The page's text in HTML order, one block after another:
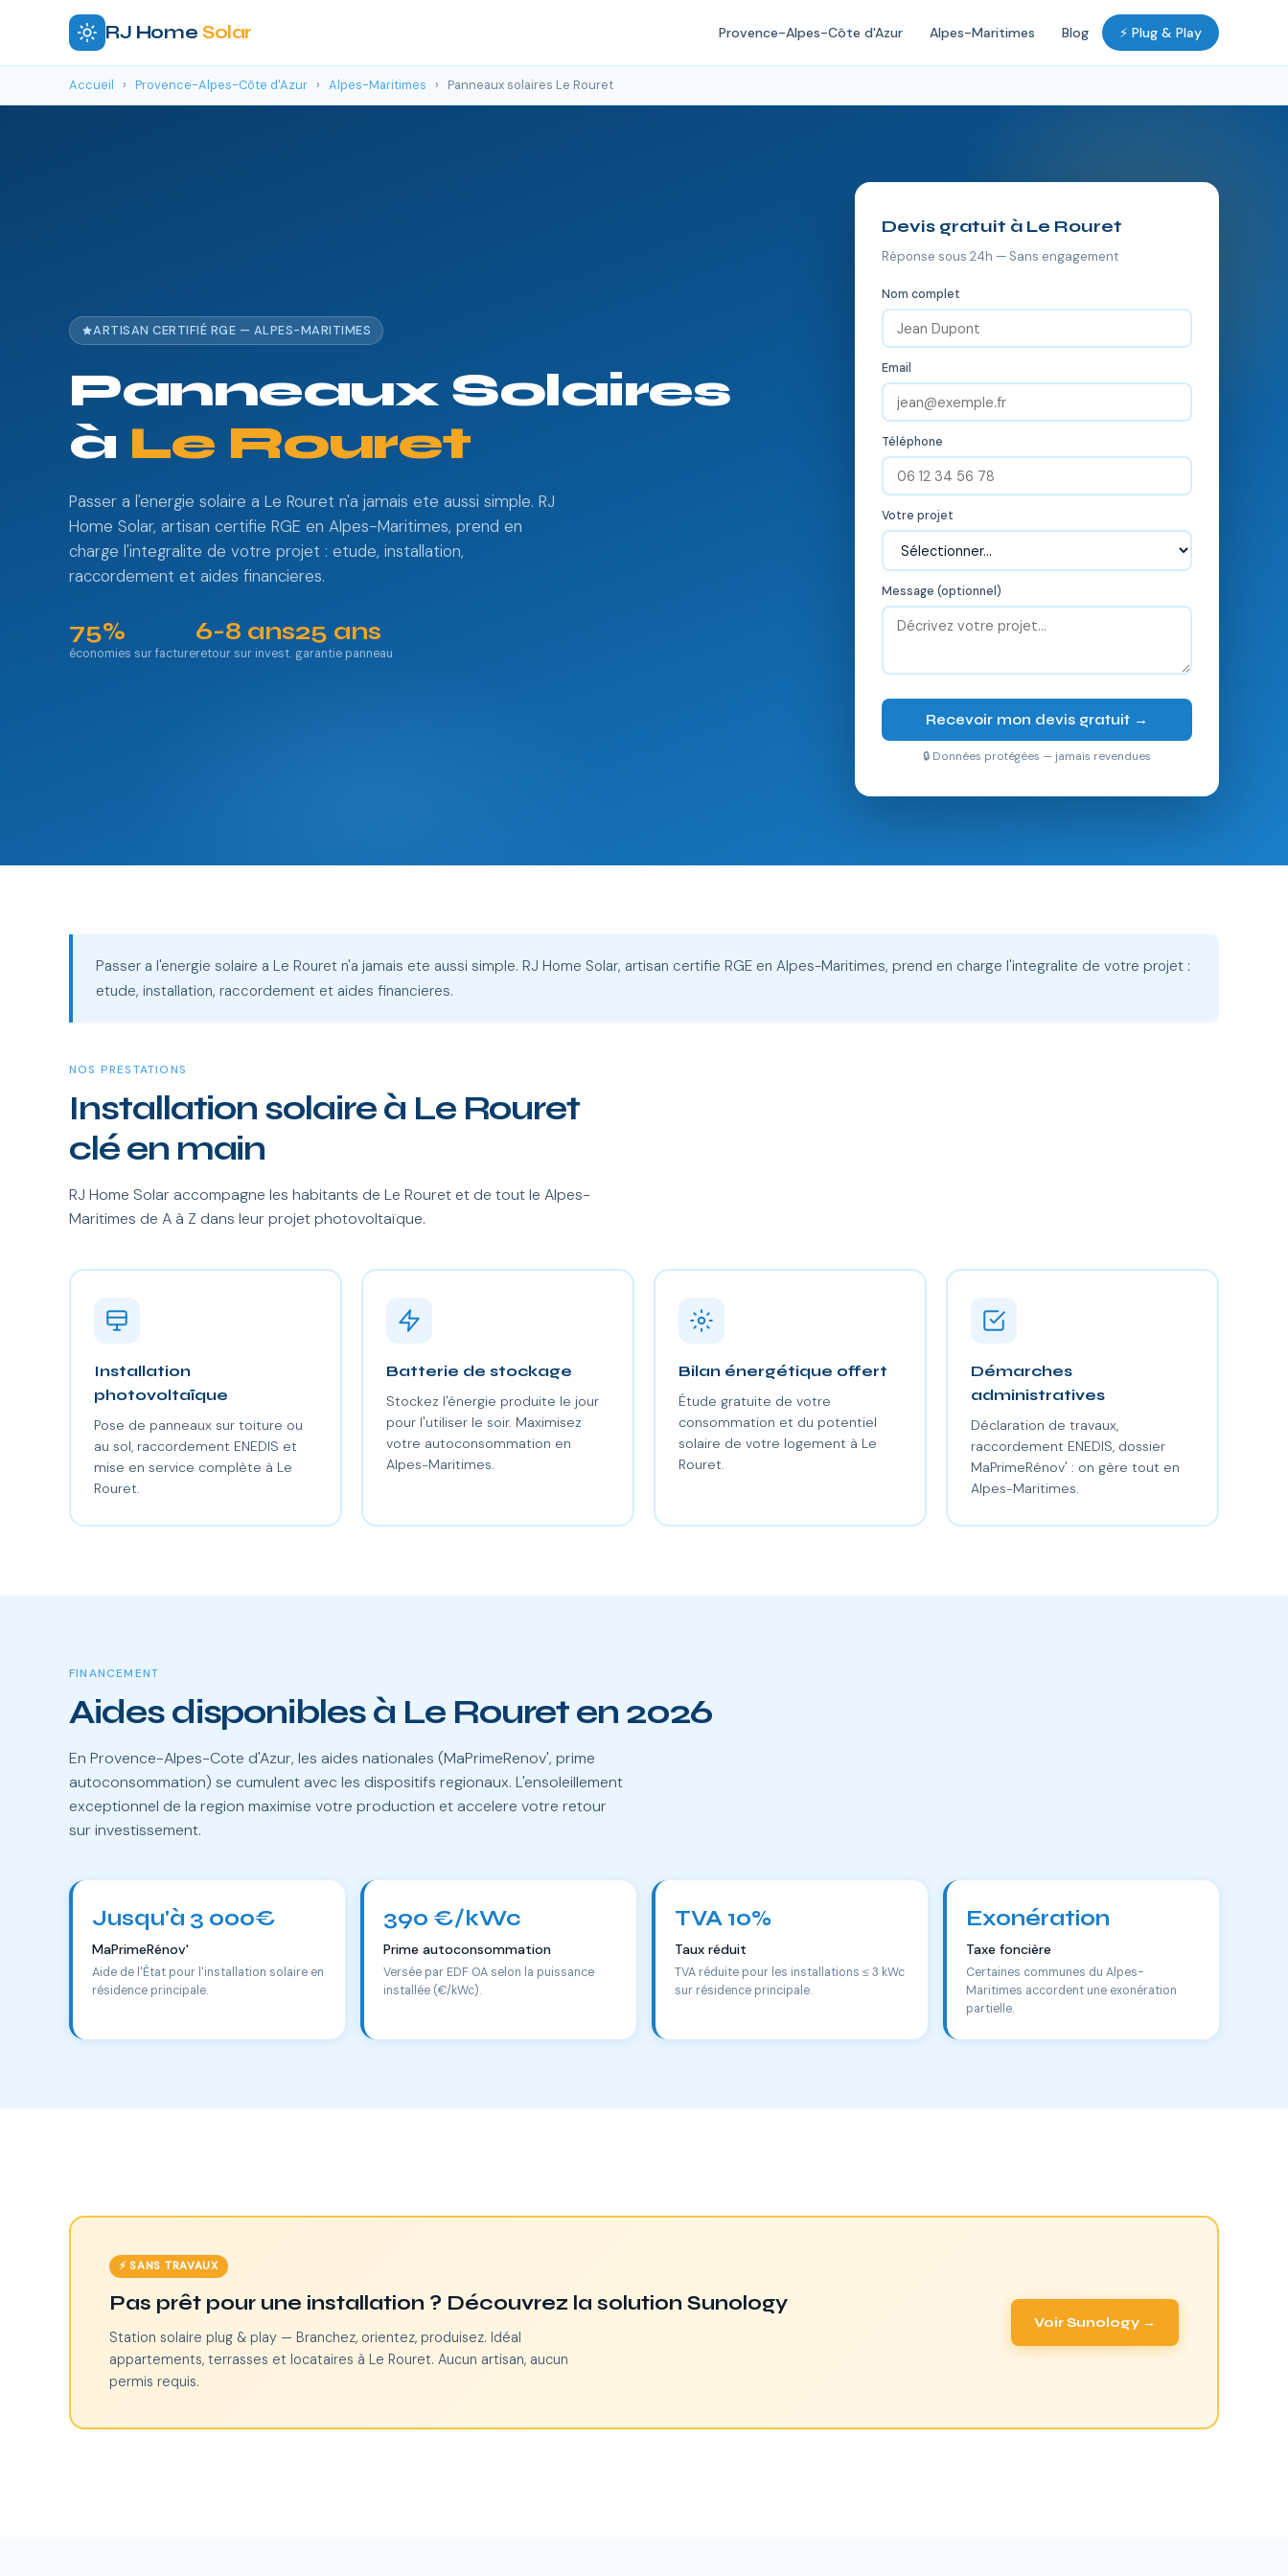
RJ Home Solar Provence-Alpes-Côte d'Azur Alpes-Maritimes Blog ⚡ Plug & Play
Accueil › Provence-Alpes-Côte d'Azur › Alpes-Maritimes › Panneaux solaires Le Rouret
ARTISAN CERTIFIÉ RGE — ALPES-MARITIMES
Panneaux Solaires
à Le Rouret
Passer a l'energie solaire a Le Rouret n'a jamais ete aussi simple. RJ
Home Solar, artisan certifie RGE en Alpes-Maritimes, prend en
charge l'integralite de votre projet : etude, installation,
raccordement et aides financieres.
75%
économies sur facture
6-8 ans
retour sur invest.
25 ans
garantie panneau
Devis gratuit à Le Rouret
Réponse sous 24h — Sans engagement
Nom complet
Email
Téléphone
Votre projet
Message (optionnel)
Recevoir mon devis gratuit →
🔒 Données protégées — jamais revendues
Passer a l'energie solaire a Le Rouret n'a jamais ete aussi simple. RJ Home Solar, artisan certifie RGE en Alpes-Maritimes, prend en charge l'integralite de votre projet :
etude, installation, raccordement et aides financieres.
NOS PRESTATIONS
Installation solaire à Le Rouret
clé en main
RJ Home Solar accompagne les habitants de Le Rouret et de tout le Alpes-
Maritimes de A à Z dans leur projet photovoltaïque.
Installation
photovoltaïque
Pose de panneaux sur toiture ou
au sol, raccordement ENEDIS et
mise en service complète à Le
Rouret.
Batterie de stockage
Stockez l'énergie produite le jour
pour l'utiliser le soir. Maximisez
votre autoconsommation en
Alpes-Maritimes.
Bilan énergétique offert
Étude gratuite de votre
consommation et du potentiel
solaire de votre logement à Le
Rouret.
Démarches
administratives
Déclaration de travaux,
raccordement ENEDIS, dossier
MaPrimeRénov' : on gère tout en
Alpes-Maritimes.
FINANCEMENT
Aides disponibles à Le Rouret en 2026
En Provence-Alpes-Cote d'Azur, les aides nationales (MaPrimeRenov', prime
autoconsommation) se cumulent avec les dispositifs regionaux. L'ensoleillement
exceptionnel de la region maximise votre production et accelere votre retour
sur investissement.
Jusqu'à 3 000€
MaPrimeRénov'
Aide de l'État pour l'installation solaire en
résidence principale.
390 €/kWc
Prime autoconsommation
Versée par EDF OA selon la puissance
installée (€/kWc).
TVA 10%
Taux réduit
TVA réduite pour les installations ≤ 3 kWc
sur résidence principale.
Exonération
Taxe foncière
Certaines communes du Alpes-
Maritimes accordent une exonération
partielle.
⚡ SANS TRAVAUX
Pas prêt pour une installation ? Découvrez la solution Sunology
Station solaire plug & play — Branchez, orientez, produisez. Idéal
appartements, terrasses et locataires à Le Rouret. Aucun artisan, aucun
permis requis.
Voir Sunology →